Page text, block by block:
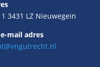
3431 LZ Nieuwegein
mail adres